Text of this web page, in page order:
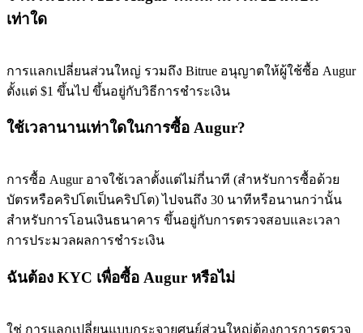
Share 500000 CASHCAT prize pool
Exclusive for BitMart Users
Register & Trade to Win 500,000 USDT
Precious Metals Trading Carnival
Trade Gold & Silver · 33,333 USDT Bonus
USDT New User Exclusive 10% APR
เท่าใด
การแลกเปลี่ยนส่วนใหญ่ รวมถึง Bitrue อนุญาตให้ผู้ใช้ซื้อ Augur
ตั้งแต่ $1 ขึ้นไป ขึ้นอยู่กับวิธีการชำระเงิน
ใช้เวลานานเท่าใดในการซื้อ Augur?
การซื้อ Augur อาจใช้เวลาตั้งแต่ไม่กี่นาที (สำหรับการซื้อด้วย
บัตรหรือคริปโตเป็นคริปโต) ไปจนถึง 30 นาทีหรือนานกว่านั้น
สำหรับการโอนเงินธนาคาร ขึ้นอยู่กับการตรวจสอบและเวลา
การประมวลผลการชำระเงิน
ฉันต้อง KYC เพื่อซื้อ Augur หรือไม่
ใช่ การแลกเปลี่ยนแบบกระจายศูนย์ส่วนใหญ่ต้องการการตรวจ